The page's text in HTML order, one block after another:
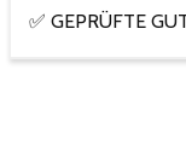
✅ GEPRÜFTE